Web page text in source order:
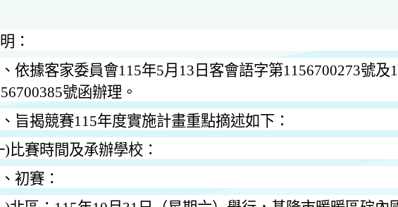
：
依據客家委員會115年5月 13 日客會語字第1156700273號及
號函辦理。
旨揭競賽115年度實施計畫重點摘述如下：
)比賽時間及承辦學校：
初賽：